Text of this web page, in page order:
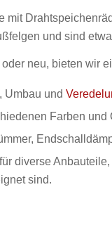
mit
und sind
neu, bieten wir
, Umbau und
Farben und
diverse
sind.